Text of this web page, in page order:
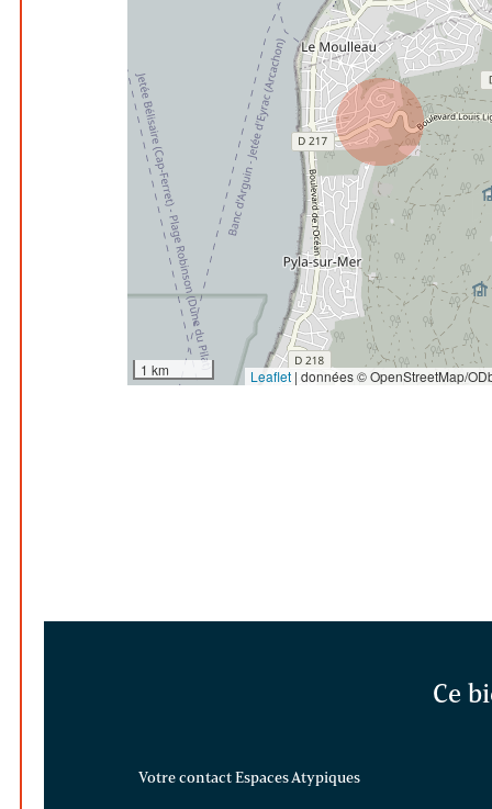
1 km Leaflet | données © OpenStreetMap/
Ce
Votre contact Espaces Atypiques